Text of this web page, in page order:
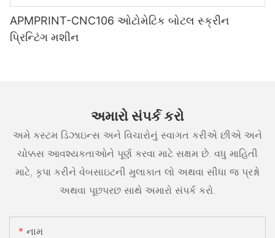
APMPRINT-CNC106 ઓટોમેટિક બોટલ સ્ક્રીન
પ્રિન્ટિંગ મશીન
અમારો સંપર્ક કરો
અમે કસ્ટમ ડિઝાઇન્સ અને વિચારોનું સ્વાગત કરીએ છીએ અને
ચોક્કસ આવશ્યકતાઓને પૂર્ણ કરવા માટે સક્ષમ છે. વધુ માહિતી
માટે, કૃપા કરીને વેબસાઇટની મુલાકાત લો અથવા સીધા જ પ્રશ્નો
અથવા પૂછપરછ સાથે અમારો સંપર્ક કરો.
નામ